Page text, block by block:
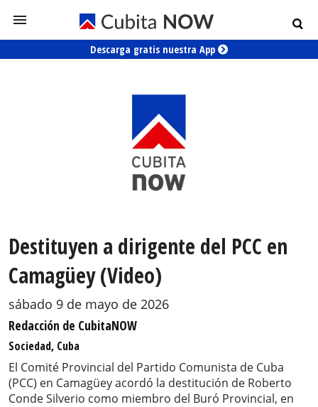
Descarga gratis nuestra App
Destituyen a dirigente del PCC en
Camagüey (Video)
sábado 9 de mayo de 2026
Redacción de CubitaNOW
Sociedad, Cuba
El Comité Provincial del Partido Comunista de Cuba
(PCC) en Camagüey acordó la destitución de Roberto
Conde Silverio como miembro del Buró Provincial, en